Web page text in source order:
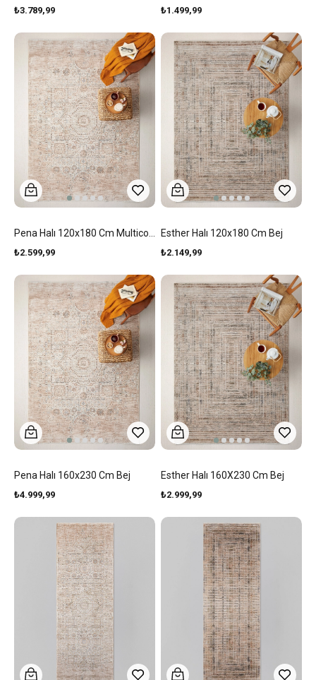
₺3.789,99 ₺1.499,99
₺2.599,99
Esther Halı 120x180 Cm Bej
₺2.149,99
Pena Halı 160x230 Cm Bej
₺4.999,99
Esther Halı 160X230 Cm Bej
₺2.999,99